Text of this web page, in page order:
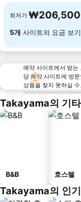
최저가 ₩206,500
5개 사이트의 요금 보기
예약 사이트에서 받는
당 예약 사이트에 방
상품을 찾지 못하실
Takayama의 기
B&B 호스텔
Takayama의 인